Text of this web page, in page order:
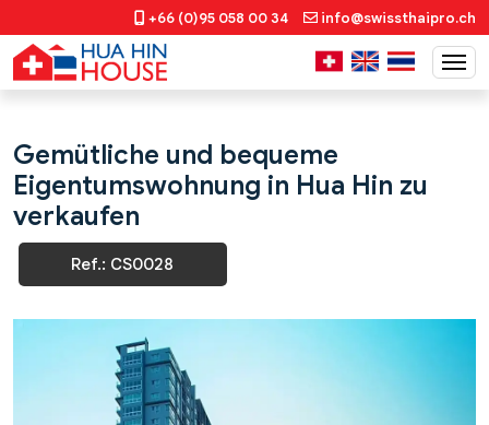
+66 (0)95 058 00 34 info@swissthaipro.ch
Gemütliche und bequeme
Eigentumswohnung in Hua Hin zu
verkaufen
Ref.: CS0028